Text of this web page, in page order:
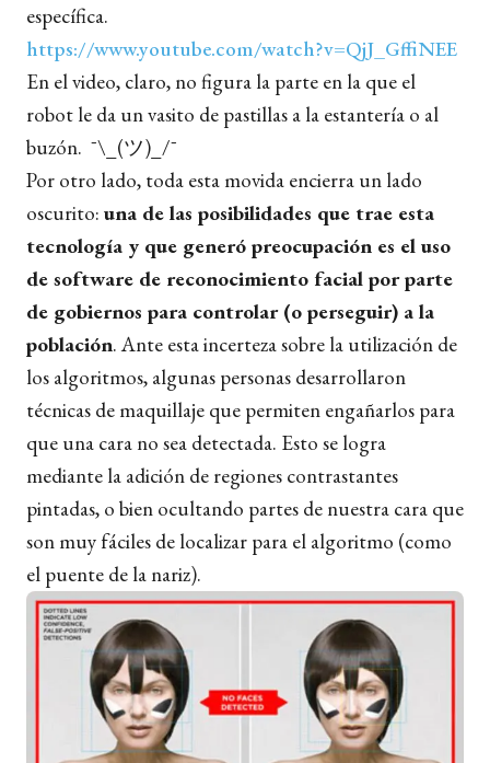
específica.
https://www.youtube.com/watch?v=QjJ_GffiNEE
En el video, claro, no figura la parte en la que el
robot le da un vasito de pastillas a la estantería o al
buzón. ¯\_(ツ)_/¯
Por otro lado, toda esta movida encierra un lado
oscurito: una de las posibilidades que trae esta
tecnología y que generó preocupación es el uso
de software de reconocimiento facial por parte
de gobiernos para controlar (o perseguir) a la
población. Ante esta incerteza sobre la utilización de
los algoritmos, algunas personas desarrollaron
técnicas de maquillaje que permiten engañarlos para
que una cara no sea detectada. Esto se logra
mediante la adición de regiones contrastantes
pintadas, o bien ocultando partes de nuestra cara que
son muy fáciles de localizar para el algoritmo (como
el puente de la nariz).